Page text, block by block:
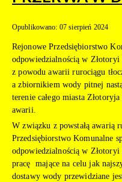
Opublikowano: 07 sierpień 2024
Rejonowe Przedsiębiorstwo
odpowiedzialnością w
z powodu awarii rurociągu
a zbiornikiem wody pitnej
terenie całego miasta
awarii.
W związku z powstałą awarią
Przedsiębiorstwo Komunalne
odpowiedzialnością w
pracę mające na celu jak
dostawy wody przewidziane